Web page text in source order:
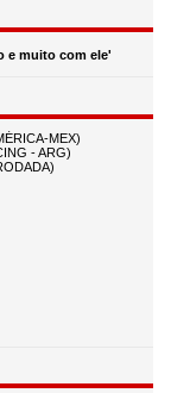
e muito com ele'